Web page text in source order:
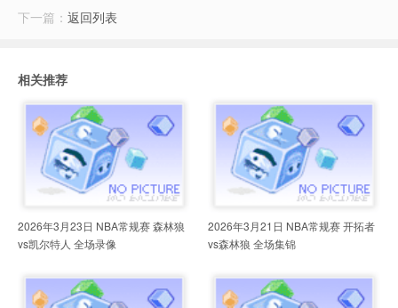
下一篇： 返回列表
相关推荐
2026年3月23日 NBA常规赛 森林狼
vs凯尔特人 全场录像
2026年3月21日 NBA常规赛 开拓者
vs森林狼 全场集锦